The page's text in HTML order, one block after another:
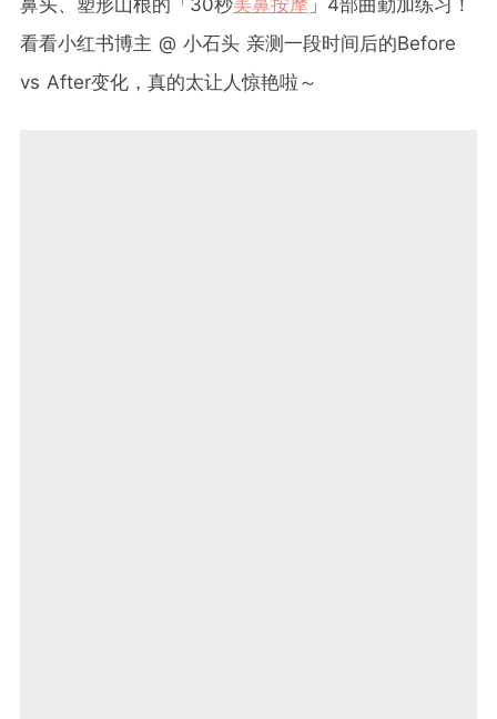
看看小红书博主 @ 小石头 亲测一段时间后的Before
vs After变化，真的太让人惊艳啦～